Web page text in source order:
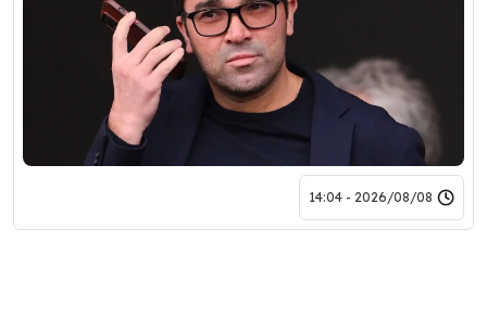
2026/08/08 - 14:04